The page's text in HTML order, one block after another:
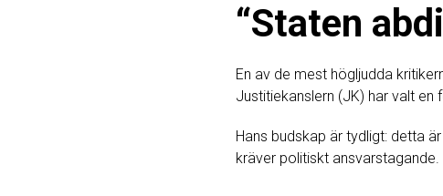
“Staten
En av de mest högljudda
Justitiekanslern (JK) har valt en
Hans budskap är tydligt: detta
kräver politiskt ansvarstagande.